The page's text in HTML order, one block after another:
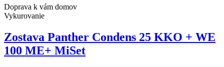
Doprava k vám domov
Vykurovanie
Zostava Panther Condens 25 KKO + WE
100 ME+ MiSet